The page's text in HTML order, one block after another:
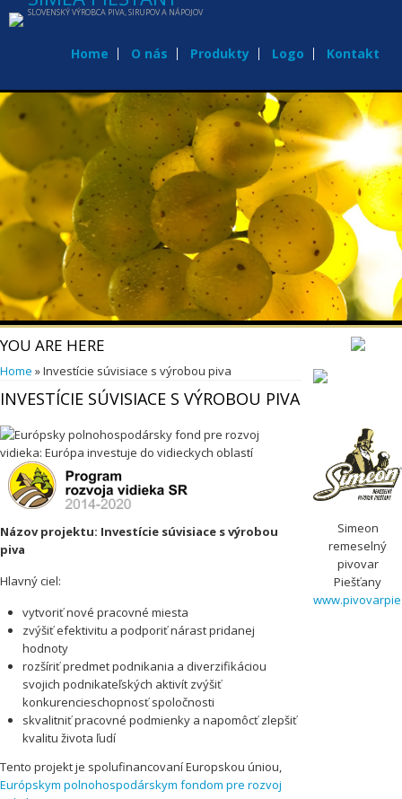
SLOVENSKÝ VÝROBCA PIVA, SIRUPOV A NÁPOJOV
Home O nás Produkty Logo Kontakt
YOU ARE HERE
Home » Investície súvisiace s výrobou piva
INVESTÍCIE SÚVISIACE S VÝROBOU PIVA
Názov projektu: Investície súvisiace s výrobou
piva
Hlavný ciel:
vytvoriť nové pracovné miesta
zvýšiť efektivitu a podporiť nárast pridanej
hodnoty
rozšíriť predmet podnikania a diverzifikáciou
svojich podnikateľských aktivít zvýšiť
konkurencieschopnosť spoločnosti
skvalitniť pracovné podmienky a napomôcť zlepšiť
kvalitu života ľudí
Tento projekt je spolufinancovaní Europskou úniou,
Európskym polnohospodárskym fondom pre rozvoj
Simeon
remeselný
pivovar
Piešťany